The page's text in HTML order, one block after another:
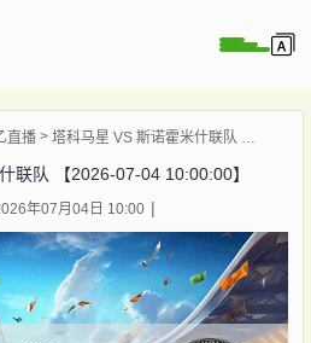
直播 塔科马星 VS 斯诺霍米什联队 【2026-07-04 10:00:00】
联队 【2026-07-04 10:00:00】
年07月04日 10:00